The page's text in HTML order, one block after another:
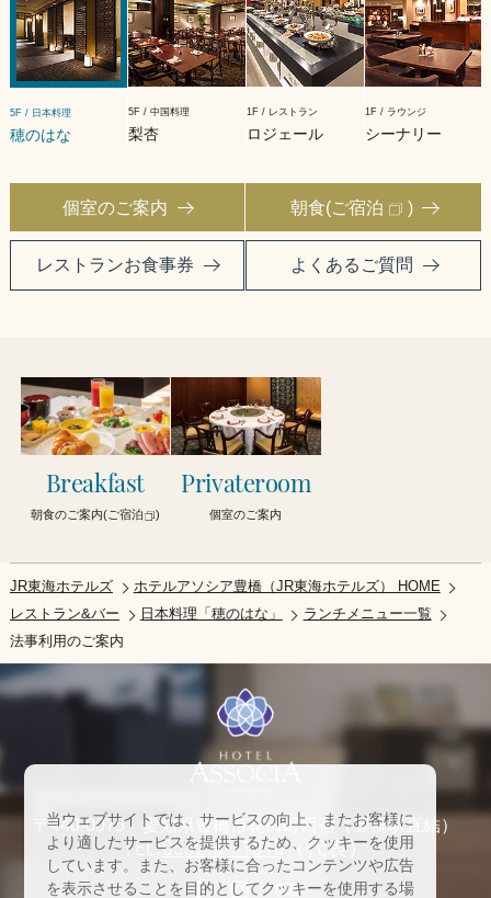
5F / 日本料理
穂のはな
5F / 中国料理
梨杏
1F / レストラン
ロジェール
1F / ラウンジ
シーナリー
個室のご案内 朝食(ご宿泊 )
レストランお食事券 よくあるご質問
Breakfast
朝食のご案内(ご宿泊 )
Privateroom
個室のご案内
JR東海ホテルズ
ホテルアソシア豊橋（JR東海ホテルズ） HOME
レストラン&バー
日本料理「穂のはな」
ランチメニュー一覧
法事利用のご案内
〒440-0075 愛知県豊橋市花田町西宿（豊橋駅直結）
TEL:0532-57-1010（代表）
当ウェブサイトでは、サービスの向上、またお客様に
より適したサービスを提供するため、クッキーを使用
しています。また、お客様に合ったコンテンツや広告
を表示させることを目的としてクッキーを使用する場